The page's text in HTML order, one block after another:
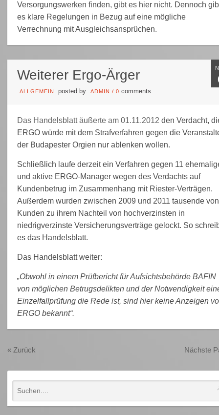
Versorgungswerken finden, gibt es hier nicht. Dennoch
es klare Regelungen in Bezug auf eine mögliche
Verrechnung mit Ausgleichsansprüchen.
Weiterer Ergo-Ärger
ALLGEMEIN posted by ADMIN / 0 comments
Das Handelsblatt äußerte am 01.11.2012 den Verdacht,
ERGO würde mit dem Strafverfahren gegen die
der Budapester Orgien nur ablenken wollen.
Schließlich laufe derzeit ein Verfahren gegen 11
und aktive ERGO-Manager wegen des Verdachts auf
Kundenbetrug im Zusammenhang mit Riester-Verträgen.
Außerdem wurden zwischen 2009 und 2011 tausende von
Kunden zu ihrem Nachteil von hochverzinsten in
niedrigverzinste Versicherungsverträge gelockt. So
es das Handelsblatt.
Das Handelsblatt weiter:
„Obwohl in einem Prüfbericht für Aufsichtsbehörde BAFIN
von möglichen Betrugsdelikten und der Notwendigkeit
Einzelfallprüfung die Rede ist, sind hier keine Anzeigen
ERGO bekannt“.
«Zurück Nächste